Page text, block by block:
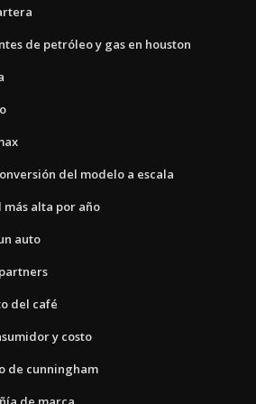
de petróleo y gas en houston
del modelo a escala
alta por año
auto
del café
y costo
de cunningham